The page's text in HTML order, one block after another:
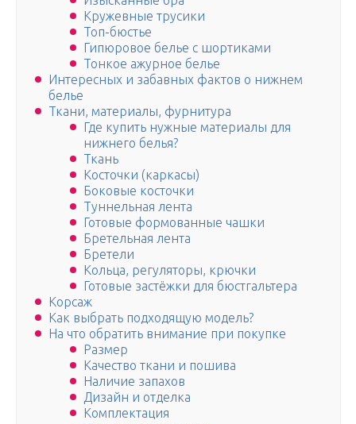
Кружевные трусики
Топ-бюстье
Гипюровое белье с шортиками
Тонкое ажурное белье
Интересных и забавных фактов о нижнем
белье
Ткани, материалы, фурнитура
Где купить нужные материалы для
нижнего белья?
Ткань
Косточки (каркасы)
Боковые косточки
Туннельная лента
Готовые формованные чашки
Бретельная лента
Бретели
Кольца, регуляторы, крючки
Готовые застёжки для бюстгальтера
Корсаж
Как выбрать подходящую модель?
На что обратить внимание при покупке
Размер
Качество ткани и пошива
Наличие запахов
Дизайн и отделка
Комплектация